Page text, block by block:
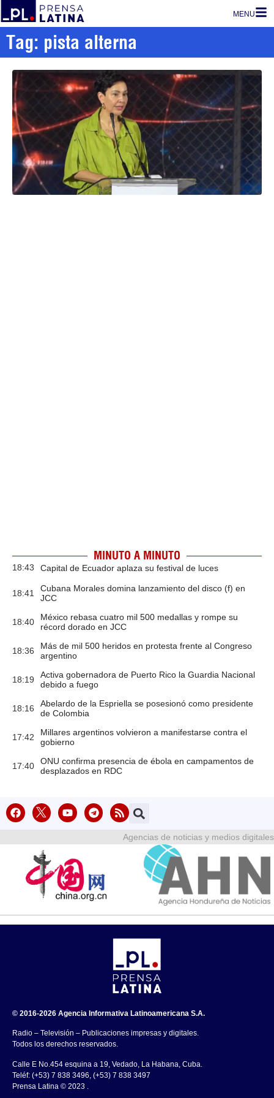
MENU
Tag: pista alterna
MINUTO A MINUTO
18:43 Capital de Ecuador aplaza su festival de luces
18:41
Cubana Morales domina lanzamiento del disco (f) en
JCC
18:40
México rebasa cuatro mil 500 medallas y rompe su
récord dorado en JCC
18:36
Más de mil 500 heridos en protesta frente al Congreso
argentino
18:19
Activa gobernadora de Puerto Rico la Guardia Nacional
debido a fuego
18:16
Abelardo de la Espriella se posesionó como presidente
de Colombia
17:42
Millares argentinos volvieron a manifestarse contra el
gobierno
17:40
ONU confirma presencia de ébola en campamentos de
desplazados en RDC
Agencias de noticias y medios digitales
© 2016-2026 Agencia Informativa Latinoamericana S.A.
Radio – Televisión – Publicaciones impresas y digitales.
Todos los derechos reservados.
Calle E No.454 esquina a 19, Vedado, La Habana, Cuba.
Teléf: (+53) 7 838 3496, (+53) 7 838 3497
Prensa Latina © 2023 .